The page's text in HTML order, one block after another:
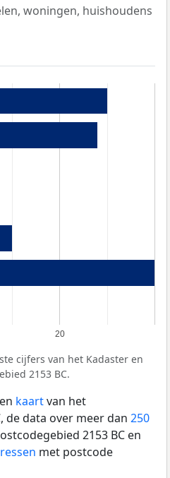
woningen, huishoudens
20
cijfers van het Kadaster en
2153 BC.
kaartvan het
de data over meer dan 250
2153 BC en
met postcode